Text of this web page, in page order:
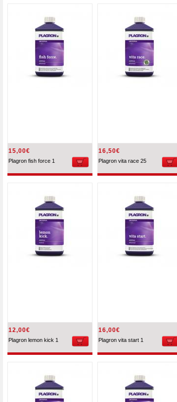
15,00€
Plagron fish force 1
16,50€
Plagron vita race 25
12,00€
Plagron lemon kick 1
16,00€
Plagron vita start 1